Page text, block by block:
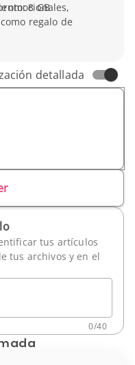
regalo de
la atención y
8 GB
detallada
tus artículos
tus archivos y en el
0/40